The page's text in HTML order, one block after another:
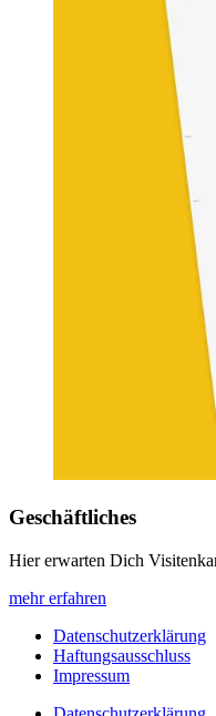
Geschäftliches
Hier erwarten Dich
mehr erfahren
Datenschutzerklärung
Haftungsausschluss
Impressum